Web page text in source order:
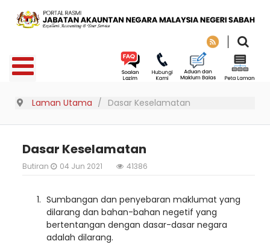
Laman Utama Dasar Keselamatan
Dasar Keselamatan
Butiran 04 Jun 2021 41386
Sumbangan dan penyebaran maklumat yang
dilarang dan bahan-bahan negetif yang
bertentangan dengan dasar-dasar negara
adalah dilarang.